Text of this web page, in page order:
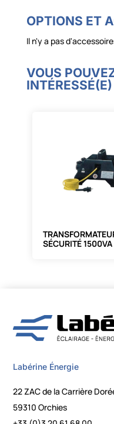
OPTIONS ET
Il n'y a pas
VOUS
SÉCURITÉ
Labérine Énergie
22 ZAC de la Carrière
59310 Orchies